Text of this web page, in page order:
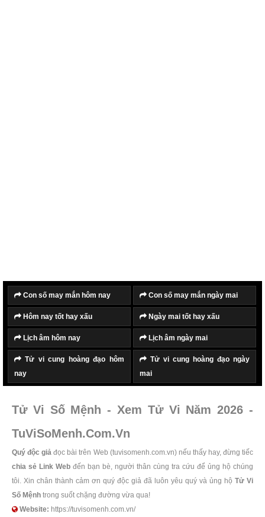
Con số may mắn hôm nay Con số may mắn ngày mai
Hôm nay tốt hay xấu Ngày mai tốt hay xấu
Lịch âm hôm nay Lịch âm ngày mai
Tử vi cung hoàng đạo hôm
nay
Tử vi cung hoàng đạo ngày
mai
Tử Vi Số Mệnh - Xem Tử Vi Năm 2026 -
TuViSoMenh.Com.Vn
Quý độc giả đọc bài trên Web (tuvisomenh.com.vn) nếu thấy hay, đừng tiếc
chia sẻ Link Web đến bạn bè, người thân cùng tra cứu để ủng hộ chúng
tôi. Xin chân thành cảm ơn quý độc giả đã luôn yêu quý và ủng hộ Tử Vi
Số Mệnh trong suốt chặng đường vừa qua!
Website: https://tuvisomenh.com.vn/